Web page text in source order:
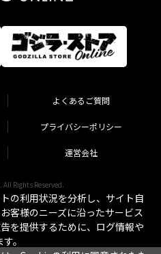
よくあるご質問
プライバシーポリシー
運営会社
All Rights Reserved.
の利用状況を分析し、サイト自
客様のニーズに沿ったサービス
を提供するために、ログ情報や
。